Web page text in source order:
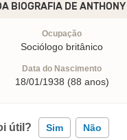
BIOGRAFIA DE
Ocupação
Sociólogo britânico
Data do Nascimento
18/01/1938 (88 anos)
útil? Sim Não